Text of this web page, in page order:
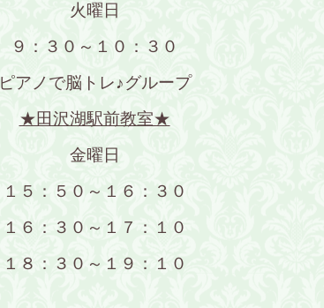
火曜日
９：３０～１０：３０
ピアノで脳トレ♪グループ
★田沢湖駅前教室★
金曜日
１５：５０～１６：３０
１６：３０～１７：１０
１８：３０～１９：１０